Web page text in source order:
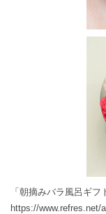
「朝摘みバラ風呂ギ
https://www.refres.net/